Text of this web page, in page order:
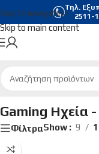
Skip to navigation
Skip to main content
Τηλ.
2511-
Αρχική σελίδα/Gaming/
Gaming Ηχεία
ΦίλτραShow 9